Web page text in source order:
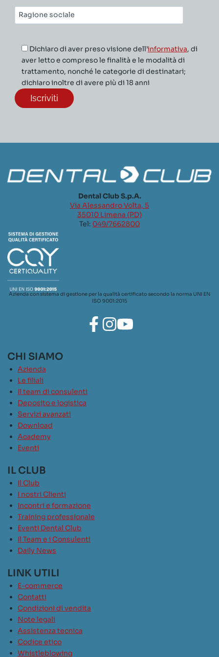
Ragione
sociale*
Dichiaro di aver preso visione dell’informativa, di
aver letto e compreso le finalità e le modalità di
trattamento, nonché le categorie di destinatari;
dichiaro inoltre di avere più di 18 anni
Dental Club S.p.A.
Via Alessandro Volta, 5
35010 Limena (PD)
Tel: 049/7662800
Azienda con sistema di gestione per la qualità certificato secondo la norma UNI EN
ISO 9001:2015
CHI SIAMO
Azienda
Le filiali
Il team di consulenti
Deposito e logistica
Servizi avanzati
Download
Academy
Eventi
IL CLUB
Il Club
I nostri Clienti
Incontri e formazione
Training professionale
Eventi Dental Club
Il Team e i Consulenti
Daily News
LINK UTILI
E-commerce
Contatti
Condizioni di vendita
Note legali
Assistenza tecnica
Codice etico
Whistleblowing